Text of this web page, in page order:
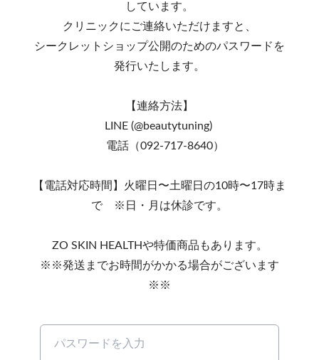
しています。
クリニックにご連絡いただけますと、
シークレットショップ公開のためのパスワードを
発行いたします。
【連絡方法】
LINE (@beautytuning)
電話（092-717-8640）
【電話対応時間】火曜日〜土曜日の10時〜17時ま
で ※日・月は休診です。
ZO SKIN HEALTHや特価商品もあります。
※※発送までお時間がかかる場合がございます
※※